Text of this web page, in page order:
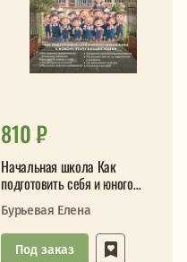
810 ₽
Начальная школа Как
подготовить себя и юного
школьника к новому этапу в
вашей жи
Бурьевая Елена
Под заказ